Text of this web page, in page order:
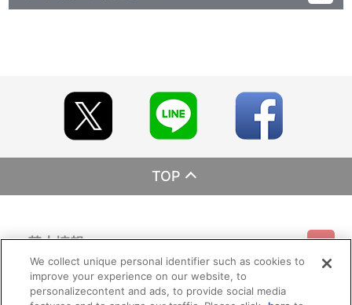
TOP
基本情報
利用規約 特定商取引法に基づく表示 プライバシーポリシー
ご利用情報
We collect unique personal identifier such as cookies to
improve your experience on our website, to
personalizecontent and ads, to provide social media